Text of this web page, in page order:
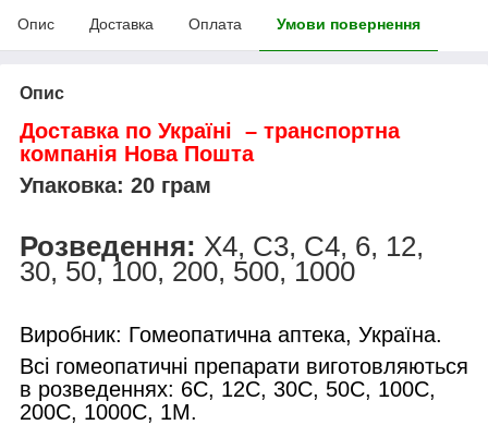
Опис Доставка Оплата Умови повернення
Опис
Доставка по Україні – транспортна
компанія Нова Пошта
Упаковка: 20 грам
Розведення: X4, C3, C4, 6, 12,
30, 50, 100, 200, 500, 1000
Виробник: Гомеопатична аптека, Україна.
Всі гомеопатичні препарати виготовляються
в розведеннях: 6С, 12С, 30С, 50С, 100С,
200С, 1000С, 1М.